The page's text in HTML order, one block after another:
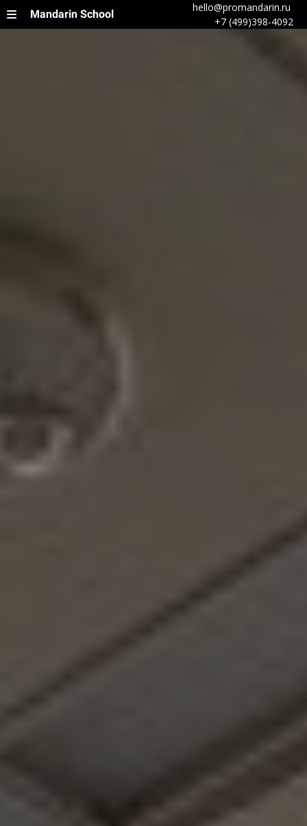
Mandarin School
hello@promandarin.ru
+7 (499)398-4092